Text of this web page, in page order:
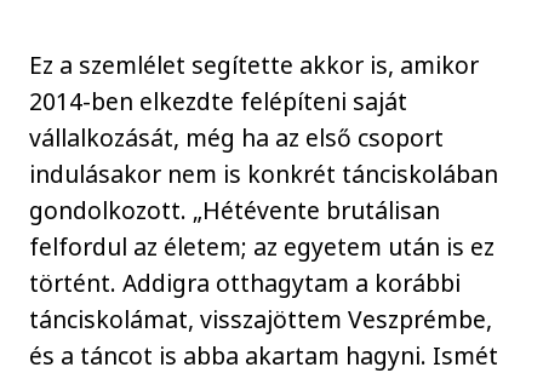
Ez a szemlélet segítette akkor is, amikor
2014-ben elkezdte felépíteni saját
vállalkozását, még ha az első csoport
indulásakor nem is konkrét tánciskolában
gondolkozott. „Hétévente brutálisan
felfordul az életem; az egyetem után is ez
történt. Addigra otthagytam a korábbi
tánciskolámat, visszajöttem Veszprémbe,
és a táncot is abba akartam hagyni. Ismét